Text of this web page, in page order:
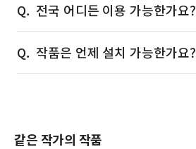
전국 어디든 이용 가능한가요?
작품은 언제 설치 가능한가요?
같은 작가의 작품